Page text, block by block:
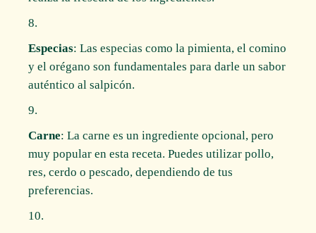
Especias: Las especias como la pimienta, el comino
y el orégano son fundamentales para darle un sabor
auténtico al salpicón.
Carne: La carne es un ingrediente opcional, pero
muy popular en esta receta. Puedes utilizar pollo,
res, cerdo o pescado, dependiendo de tus
preferencias.